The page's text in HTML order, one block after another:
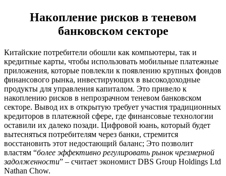
Накопление рисков в теневом
банковском секторе
Китайские потребители обошли как компьютеры, так и
кредитные карты, чтобы использовать мобильные платежные
приложения, которые повлекли к появлению крупных фондов
финансового рынка, инвестирующих в высокодоходные
продукты для управления капиталом. Это привело к
накоплению рисков в непрозрачном теневом банковском
секторе. Вывод их в открытую требует участия традиционных
кредиторов в платежной сфере, где финансовые технологии
оставили их далеко позади. Цифровой юань, который будет
вытесняться потребителям через банки, стремится
восстановить этот недостающий баланс; Это позволит
властям “более эффективно регулировать рынок чрезмерной
задолженности” – считает экономист DBS Group Holdings Ltd
Nathan Chow.